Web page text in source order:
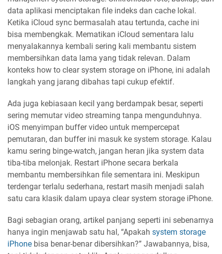
data aplikasi menciptakan file indeks dan cache lokal.
Ketika iCloud sync bermasalah atau tertunda, cache ini
bisa membengkak. Mematikan iCloud sementara lalu
menyalakannya kembali sering kali membantu sistem
membersihkan data lama yang tidak relevan. Dalam
konteks how to clear system storage on iPhone, ini adalah
langkah yang jarang dibahas tapi cukup efektif.
Ada juga kebiasaan kecil yang berdampak besar, seperti
sering memutar video streaming tanpa mengunduhnya.
iOS menyimpan buffer video untuk mempercepat
pemutaran, dan buffer ini masuk ke system storage. Kalau
kamu sering binge-watch, jangan heran jika system data
tiba-tiba melonjak. Restart iPhone secara berkala
membantu membersihkan file sementara ini. Meskipun
terdengar terlalu sederhana, restart masih menjadi salah
satu cara klasik dalam upaya clear system storage iPhone.
Bagi sebagian orang, artikel panjang seperti ini sebenarnya
hanya ingin menjawab satu hal, “Apakah system storage
iPhone bisa benar-benar dibersihkan?” Jawabannya, bisa,